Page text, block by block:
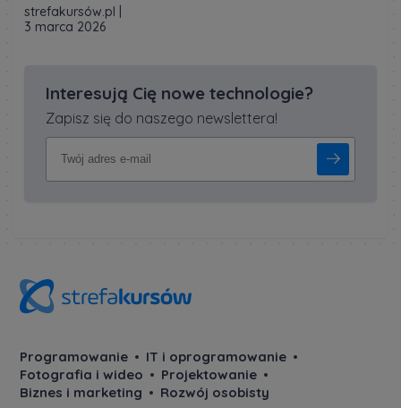
strefakursów.pl
3 marca 2026
Interesują Cię nowe technologie?
Zapisz się do naszego newslettera!
Programowanie
IT i oprogramowanie
Fotografia i wideo
Projektowanie
Biznes i marketing
Rozwój osobisty